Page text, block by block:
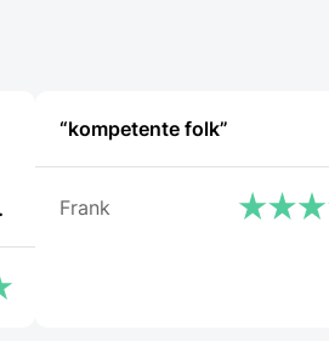
“kompetente folk”
Frank